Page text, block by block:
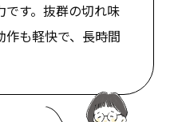
です。抜群の切れ味
も軽快で、長時間